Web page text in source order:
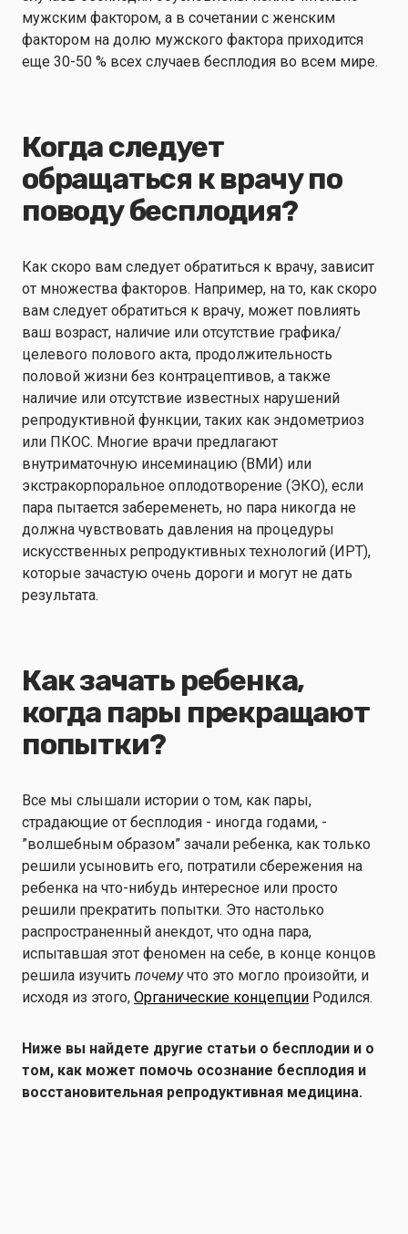
мужским фактором, а в сочетании с женским
фактором на долю мужского фактора приходится
еще 30-50 % всех случаев бесплодия во всем мире.
Когда следует
обращаться к врачу по
поводу бесплодия?
Как скоро вам следует обратиться к врачу, зависит
от множества факторов. Например, на то, как скоро
вам следует обратиться к врачу, может повлиять
ваш возраст, наличие или отсутствие графика/
целевого полового акта, продолжительность
половой жизни без контрацептивов, а также
наличие или отсутствие известных нарушений
репродуктивной функции, таких как эндометриоз
или ПКОС. Многие врачи предлагают
внутриматочную инсеминацию (ВМИ) или
экстракорпоральное оплодотворение (ЭКО), если
пара пытается забеременеть, но пара никогда не
должна чувствовать давления на процедуры
искусственных репродуктивных технологий (ИРТ),
которые зачастую очень дороги и могут не дать
результата.
Как зачать ребенка,
когда пары прекращают
попытки?
Все мы слышали истории о том, как пары,
страдающие от бесплодия - иногда годами, -
”волшебным образом” зачали ребенка, как только
решили усыновить его, потратили сбережения на
ребенка на что-нибудь интересное или просто
решили прекратить попытки. Это настолько
распространенный анекдот, что одна пара,
испытавшая этот феномен на себе, в конце концов
решила изучить почемучто это могло произойти, и
исходя из этого, Органические концепции Родился.
Ниже вы найдете другие статьи о бесплодии и о
том, как может помочь осознание бесплодия и
восстановительная репродуктивная медицина.